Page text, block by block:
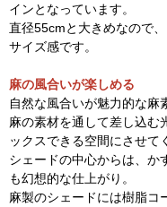
インとなっています。
直径55cmと大きめなので
サイズ感です。
麻の風合いが楽しめる
自然な風合いが魅力的な麻
麻の素材を通して差し込む
ックスできる空間にさせて
シェードの中心からは、か
も幻想的な仕上がり。
麻製のシェードには樹脂コ